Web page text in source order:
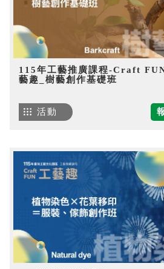
115年工藝推廣課程-Craft
藝趣_樹藝創作基礎班
活動